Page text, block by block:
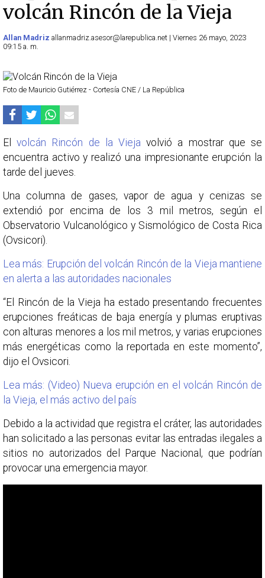
volcán Rincón de la Vieja
Allan Madriz allanmadriz.asesor@larepublica.net | Viernes 26 mayo, 2023
09:15 a. m.
Foto de Mauricio Gutiérrez - Cortesía CNE / La República
Elvolcán Rincón de la Vieja volvió a mostrar que se
encuentra activo y realizó una impresionante erupción la
tarde del jueves.
Una columna de gases, vapor de agua y cenizas se
extendió por encima de los 3 mil metros, según el
Observatorio Vulcanológico y Sismológico de Costa Rica
(Ovsicori).
Lea más: Erupción del volcán Rincón de la Vieja mantiene
en alerta a las autoridades nacionales
“El Rincón de la Vieja ha estado presentando frecuentes
erupciones freáticas de baja energía y plumas eruptivas
con alturas menores a los mil metros, y varias erupciones
más energéticas como la reportada en este momento”,
dijo el Ovsicori.
Lea más: (Video) Nueva erupción en el volcán Rincón de
la Vieja, el más activo del país
Debido a la actividad que registra el cráter, las autoridades
han solicitado a las personas evitar las entradas ilegales a
sitios no autorizados del Parque Nacional, que podrían
provocar una emergencia mayor.